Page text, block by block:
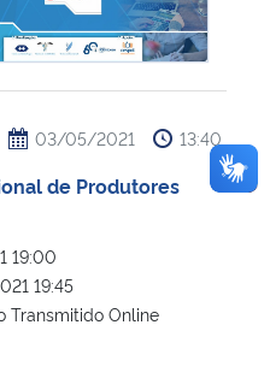
03/05/2021 13:40
de Produtores
19:00
19:45
Transmitido Online